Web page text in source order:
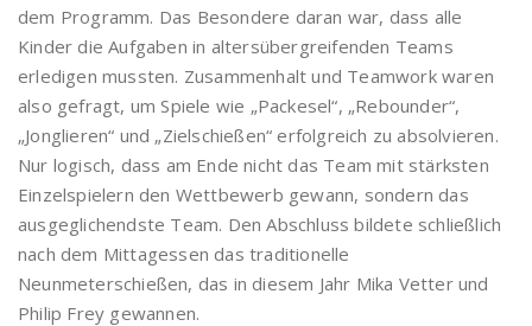
dem Programm. Das Besondere daran war, dass alle
Kinder die Aufgaben in altersübergreifenden Teams
erledigen mussten. Zusammenhalt und Teamwork waren
also gefragt, um Spiele wie „Packesel“, „Rebounder“,
„Jonglieren“ und „Zielschießen“ erfolgreich zu absolvieren.
Nur logisch, dass am Ende nicht das Team mit stärksten
Einzelspielern den Wettbewerb gewann, sondern das
ausgeglichendste Team. Den Abschluss bildete schließlich
nach dem Mittagessen das traditionelle
Neunmeterschießen, das in diesem Jahr Mika Vetter und
Philip Frey gewannen.